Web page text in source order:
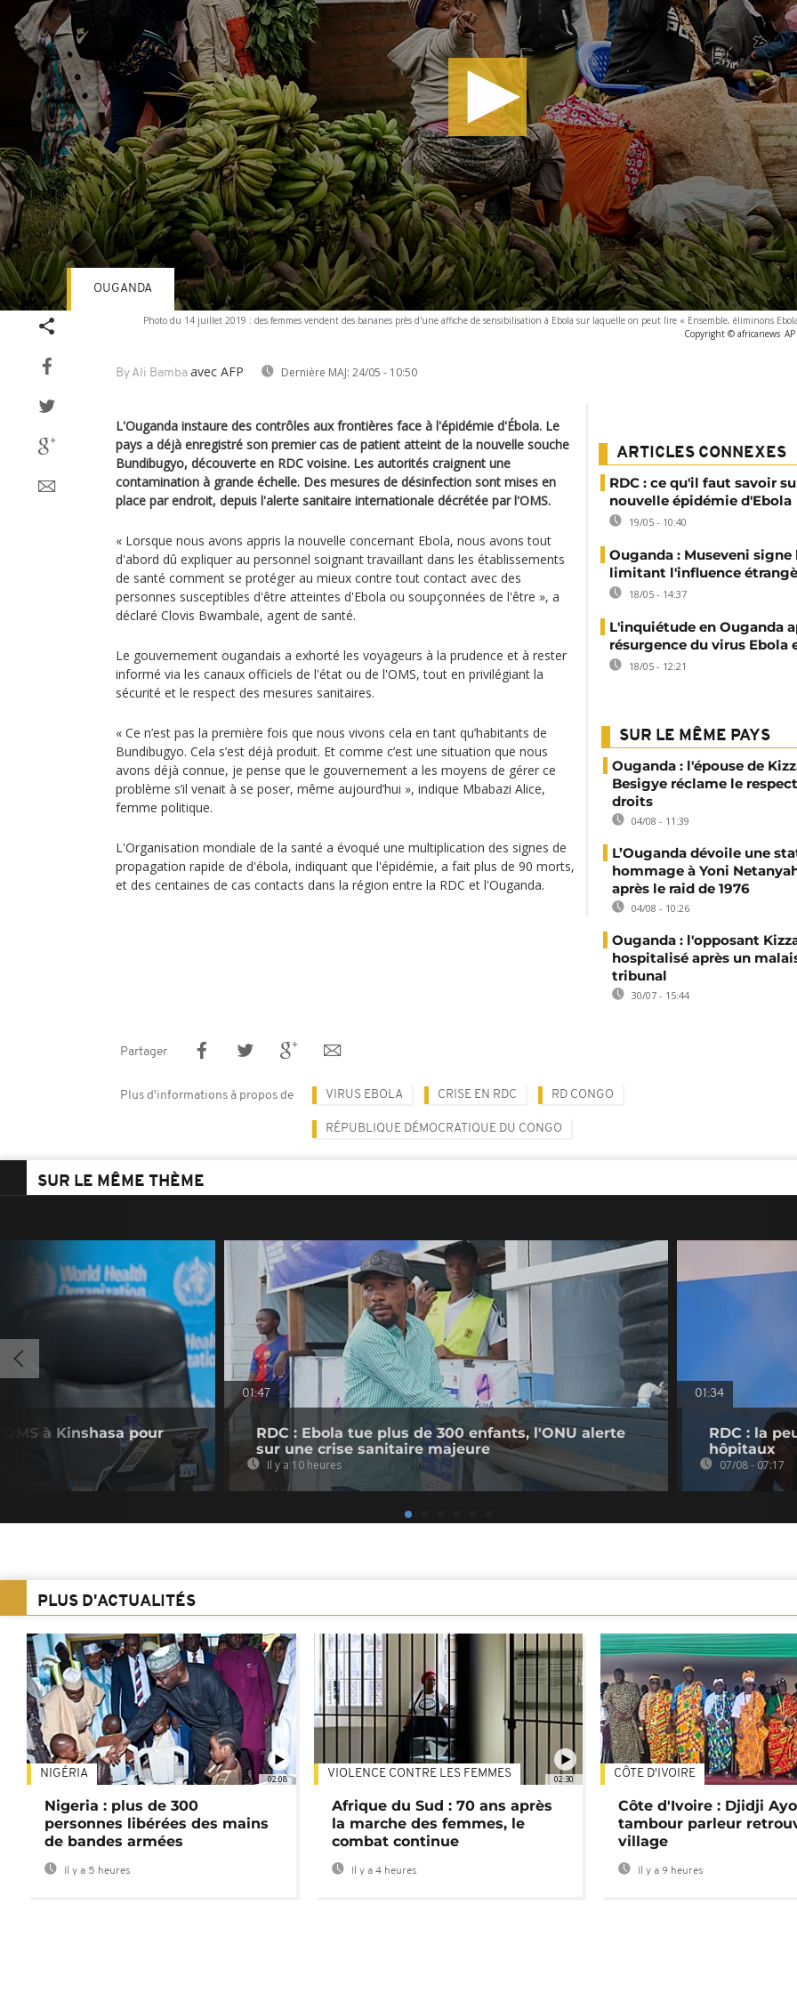
Photo du 14 juillet 2019 : des femmes vendent des bananes près d'une affiche de sensibilisation à Ebola sur laquelle on peut lire « Ensemble, éliminons
Copyright © africanews
By Ali Bamba avec AFP Dernière MAJ: 24/05 - 10:50
OUGANDA
L'Ouganda instaure des contrôles aux frontières face à l'épidémie d'Ébola. Le
pays a déjà enregistré son premier cas de patient atteint de la nouvelle souche
Bundibugyo, découverte en RDC voisine. Les autorités craignent une
contamination à grande échelle. Des mesures de désinfection sont mises en
place par endroit, depuis l'alerte sanitaire internationale décrétée par l'OMS.
« Lorsque nous avons appris la nouvelle concernant Ebola, nous avons tout
d'abord dû expliquer au personnel soignant travaillant dans les établissements
de santé comment se protéger au mieux contre tout contact avec des
personnes susceptibles d'être atteintes d'Ebola ou soupçonnées de l'être », a
déclaré Clovis Bwambale, agent de santé.
Le gouvernement ougandais a exhorté les voyageurs à la prudence et à rester
informé via les canaux officiels de l'état ou de l'OMS, tout en privilégiant la
sécurité et le respect des mesures sanitaires.
« Ce n’est pas la première fois que nous vivons cela en tant qu’habitants de
Bundibugyo. Cela s’est déjà produit. Et comme c’est une situation que nous
avons déjà connue, je pense que le gouvernement a les moyens de gérer ce
problème s’il venait à se poser, même aujourd’hui », indique Mbabazi Alice,
femme politique.
L'Organisation mondiale de la santé a évoqué une multiplication des signes de
propagation rapide de d'ébola, indiquant que l'épidémie, a fait plus de 90 morts,
et des centaines de cas contacts dans la région entre la RDC et l'Ouganda.
ARTICLES CONNEXES
RDC : ce qu'il faut savoir
nouvelle épidémie d'Ebola
19/05 - 10:40
Ouganda : Museveni signe
limitant l'influence
18/05 - 14:37
L'inquiétude en Ouganda
résurgence du virus Ebola
18/05 - 12:21
SUR LE MÊME PAYS
Ouganda : l'épouse de
Besigye réclame le
droits
04/08 - 11:39
L’Ouganda dévoile une
hommage à Yoni
après le raid de 1976
04/08 - 10:26
Ouganda : l'opposant
hospitalisé après un
tribunal
30/07 - 15:44
Partager
Plus d'informations à propos de VIRUS EBOLA CRISE EN RDC RD CONGO
RÉPUBLIQUE DÉMOCRATIQUE DU CONGO
SUR LE MÊME THÈME
à Kinshasa pour
01:47
RDC : Ebola tue plus de 300 enfants, l'ONU alerte
sur une crise sanitaire majeure
Il y a 10 heures
01:34
RDC : la
hôpitaux
07/08 - 07:17
PLUS D'ACTUALITÉS
02:08
NIGÉRIA
Nigeria : plus de 300
personnes libérées des mains
de bandes armées
Il y a 5 heures
02:30
VIOLENCE CONTRE LES FEMMES
Afrique du Sud : 70 ans après
la marche des femmes, le
combat continue
Il y a 4 heures
CÔTE D'IVOIRE
Côte d'Ivoire : Djidji
tambour parleur
village
Il y a 9 heures